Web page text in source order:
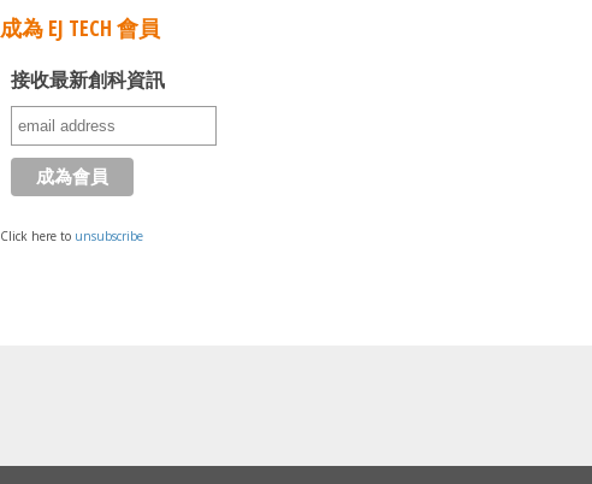
成為 EJ TECH 會員
接收最新創科資訊
Click here to unsubscribe